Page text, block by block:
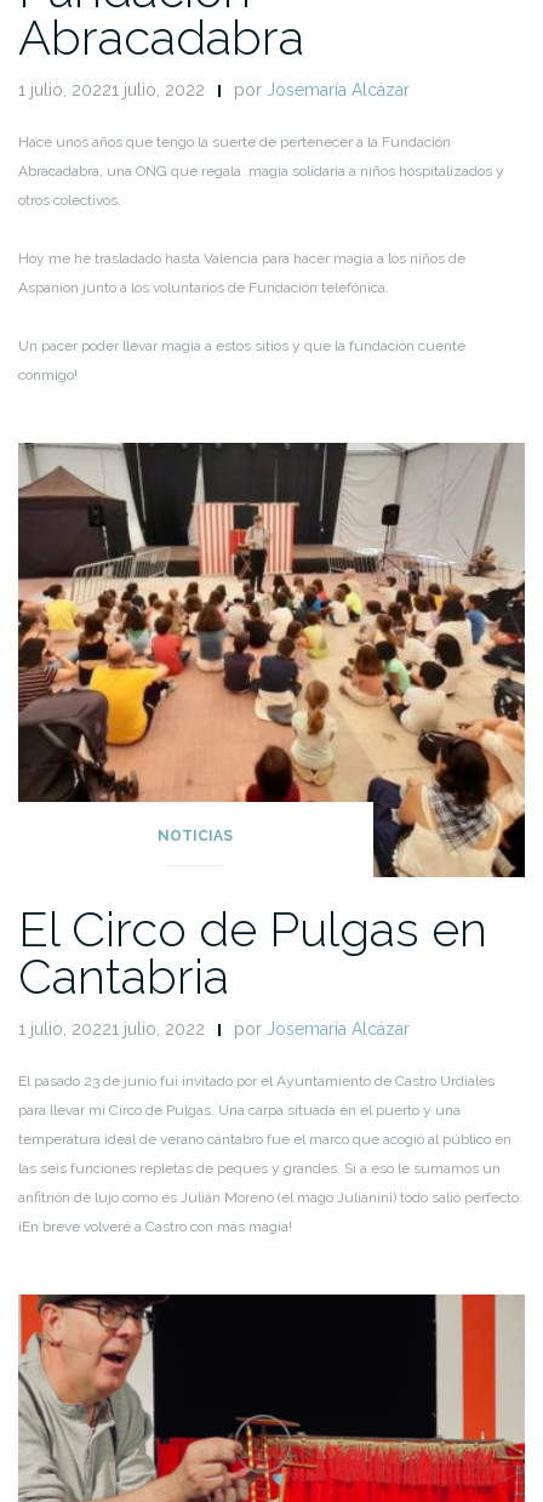
Abracadabra
1 julio, 20221 julio, 2022 por Josemaría Alcázar
Hace unos años que tengo la suerte de pertenecer a la Fundación
Abracadabra, una ONG que regala magia solidaria a niños hospitalizados y
otros colectivos.
Hoy me he trasladado hasta Valencia para hacer magia a los niños de
Aspanion junto a los voluntarios de Fundación telefónica.
Un pacer poder llevar magia a estos sitios y que la fundación cuente
conmigo!
NOTICIAS
El Circo de Pulgas en
Cantabria
1 julio, 20221 julio, 2022 por Josemaría Alcázar
El pasado 23 de junio fui invitado por el Ayuntamiento de Castro Urdiales
para llevar mi Circo de Pulgas. Una carpa situada en el puerto y una
temperatura ideal de verano cántabro fue el marco que acogió al público en
las seis funciones repletas de peques y grandes. Si a eso le sumamos un
anfitrión de lujo como es Julián Moreno (el mago Julianini) todo salió perfecto.
¡En breve volveré a Castro con más magia!